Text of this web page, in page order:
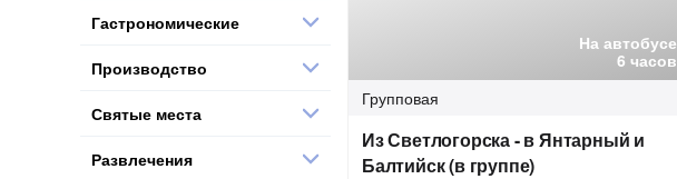
На автобусе
6 часов
Групповая
Из Светлогорска - в Янтарный и
Балтийск (в группе)
Гастрономические
Производство
Святые места
Развлечения